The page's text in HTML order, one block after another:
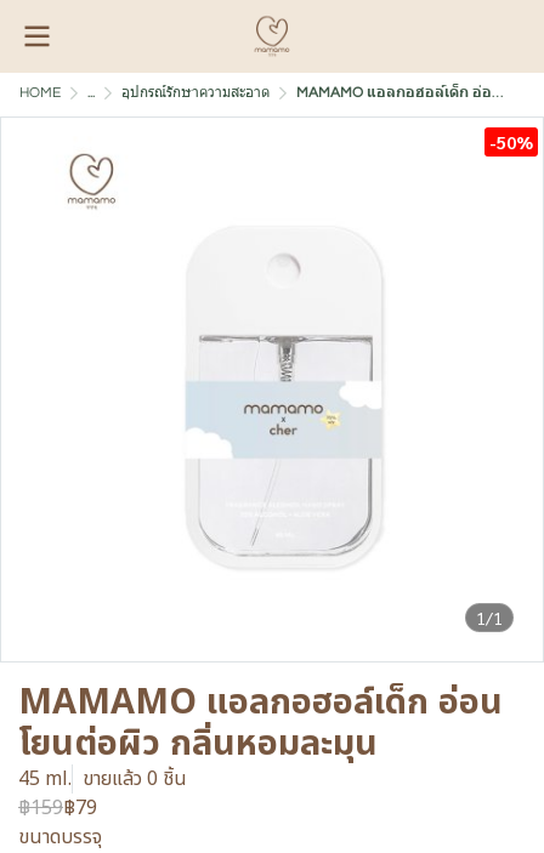
HOME ... อุปกรณ์รักษาความสะอาด MAMAMO แอลกอฮอล์เด็ก อ่อนโยนต่อผิว กลิ่นหอมละมุน
1/1
-50%
MAMAMO แอลกอฮอล์เด็ก อ่อน
โยนต่อผิว กลิ่นหอมละมุน
45 ml. ขายแล้ว 0 ชิ้น
฿159฿79
ขนาดบรรจุ